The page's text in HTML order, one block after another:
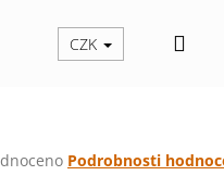
CZK
Podrobnosti